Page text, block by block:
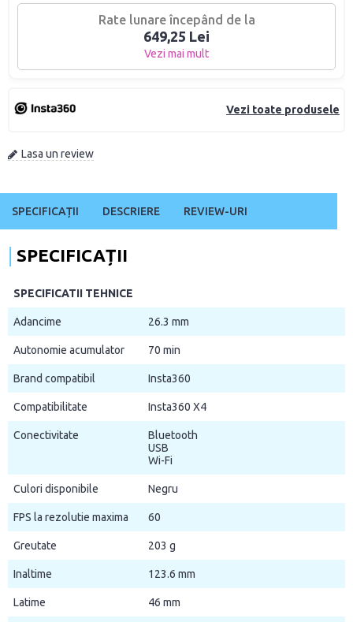
Vezi toate produsele
Lasa un review
Rate lunare începând de la
649,25 Lei
Vezi mai mult
SPECIFICAȚII DESCRIERE REVIEW-URI
SPECIFICAȚII
SPECIFICATII TEHNICE
Adancime 26.3 mm
Autonomie acumulator 70 min
Brand compatibil Insta360
Compatibilitate Insta360 X4
Conectivitate
Bluetooth
USB
Wi-Fi
Culori disponibile Negru
FPS la rezolutie maxima 60
Greutate 203 g
Inaltime 123.6 mm
Latime 46 mm